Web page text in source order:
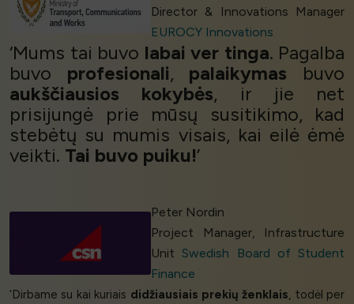
Director & Innovations Manager
EUROCY Innovations
‘Mums tai buvo labai ver tinga. Pagalba
buvo profesionali, palaikymas buvo
aukščiausios kokybės, ir jie net
prisijungė prie mūsų susitikimo, kad
stebėtų su mumis visais, kai eilė ėmė
veikti. Tai buvo puiku!’
Peter Nordin
Project Manager, Infrastructure
Unit Swedish Board of Student
Finance
‘Dirbame su kai kuriais didžiausiais prekių ženklais, todėl per